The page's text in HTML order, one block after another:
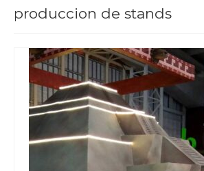
Contact us
(56) 2668-2264
produccion de stands